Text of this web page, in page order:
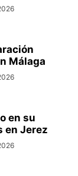
Málaga
en su
en Jerez